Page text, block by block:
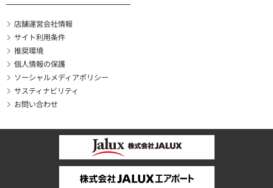
店舗運営会社情報
サイト利用条件
推奨環境
個人情報の保護
ソーシャルメディアポリシー
サスティナビリティ
お問い合わせ